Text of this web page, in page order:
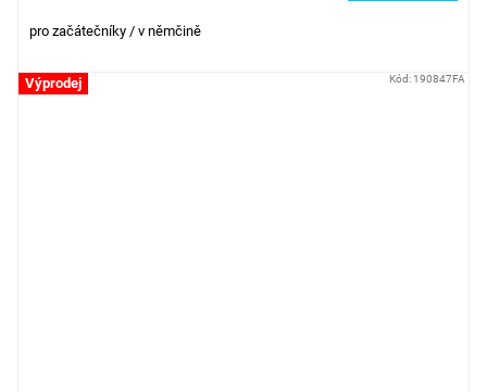
pro začátečníky / v němčině
Výprodej Kód: 190847FA